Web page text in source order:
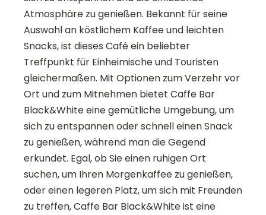
Atmosphäre zu genießen. Bekannt für seine
Auswahl an köstlichem Kaffee und leichten
Snacks, ist dieses Café ein beliebter
Treffpunkt für Einheimische und Touristen
gleichermaßen. Mit Optionen zum Verzehr vor
Ort und zum Mitnehmen bietet Caffe Bar
Black&White eine gemütliche Umgebung, um
sich zu entspannen oder schnell einen Snack
zu genießen, während man die Gegend
erkundet. Egal, ob Sie einen ruhigen Ort
suchen, um Ihren Morgenkaffee zu genießen,
oder einen legeren Platz, um sich mit Freunden
zu treffen, Caffe Bar Black&White ist eine